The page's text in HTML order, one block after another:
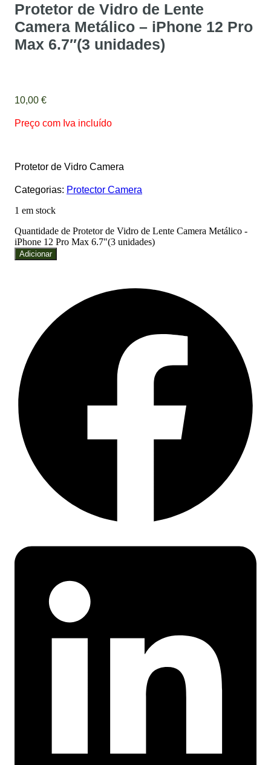
Protetor de Vidro de Lente
Camera Metálico – iPhone 12 Pro
Max 6.7″(3 unidades)
10,00 €
Preço com Iva incluído
Protetor de Vidro Camera
Categorias: Protector Camera
1 em stock
Quantidade de Protetor de Vidro de Lente Camera Metálico -
iPhone 12 Pro Max 6.7"(3 unidades)
Adicionar